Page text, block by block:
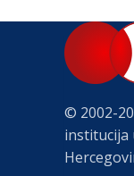
© 2002-
institucija